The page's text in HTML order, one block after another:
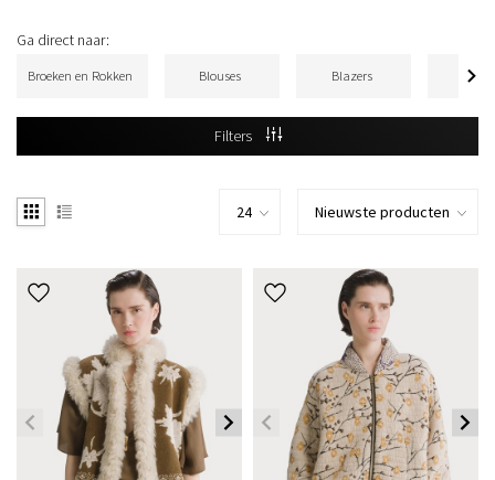
Ga direct naar:
Broeken en Rokken Blouses Blazers
Filters